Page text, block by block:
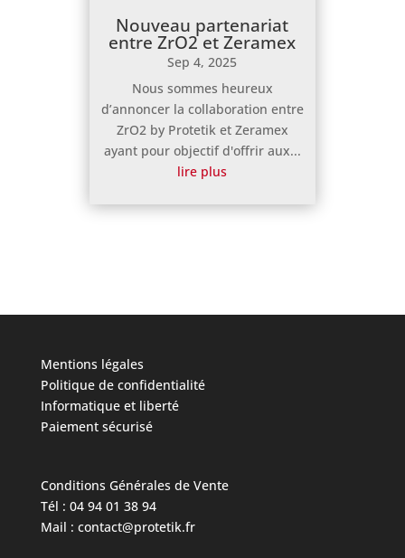
Nouveau partenariat
entre ZrO2 et Zeramex
Sep 4, 2025
Nous sommes heureux
d’annoncer la collaboration entre
ZrO2 by Protetik et Zeramex
ayant pour objectif d'offrir aux...
lire plus
Mentions légales
Politique de confidentialité
Informatique et liberté
Paiement sécurisé
Conditions Générales de Vente
Tél : 04 94 01 38 94
Mail : contact@protetik.fr